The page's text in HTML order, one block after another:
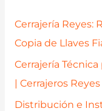
p
o
Cerrajería Reyes:
Copia de Llaves
Cerrajería
| Cerrajeros Reyes
Distribución e